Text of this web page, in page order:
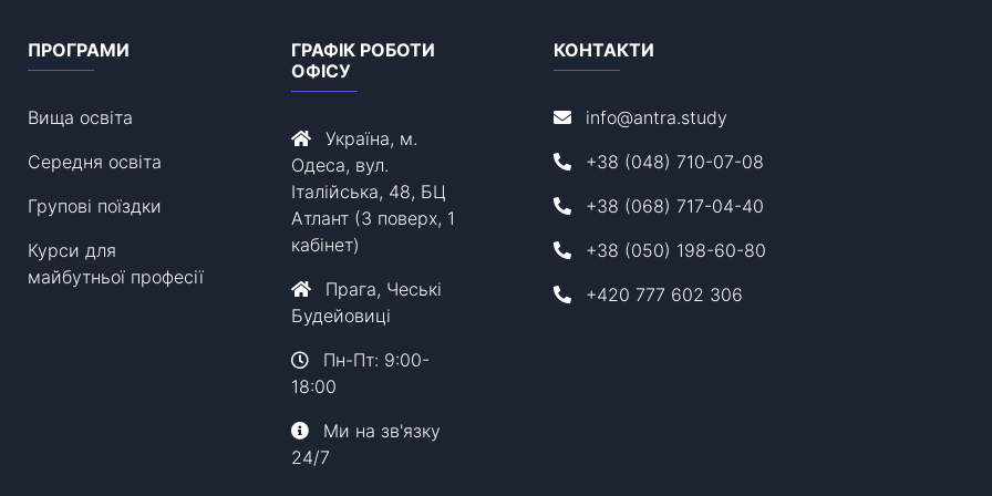
ПРОГРАМИ
Вища освіта
Середня освіта
Групові поїздки
Курси для
майбутньої професії
ГРАФІК РОБОТИ
ОФІСУ
Україна, м.
Одеса, вул.
Італійська, 48, БЦ
Атлант (3 поверх, 1
кабінет)
Прага, Чеські
Будейовиці
Пн-Пт: 9:00-
18:00
Ми на зв'язку
24/7
КОНТАКТИ
info@antra.study
+38 (048) 710-07-08
+38 (068) 717-04-40
+38 (050) 198-60-80
+420 777 602 306